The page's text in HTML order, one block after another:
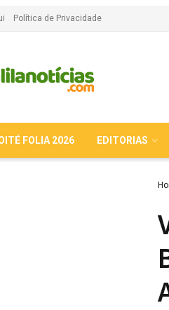
Política de Privacidade
FOLIA 2026 EDITORIAS